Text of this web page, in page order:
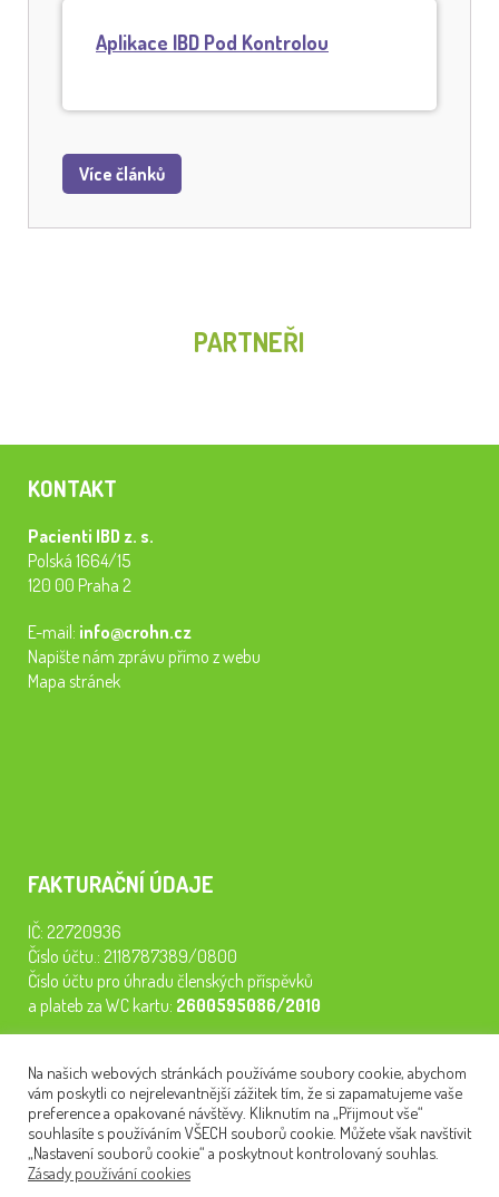
Aplikace IBD Pod Kontrolou
Více článků
PARTNEŘI
KONTAKT
Pacienti IBD z. s.
Polská 1664/15
120 00 Praha 2
E-mail: info@crohn.cz
Napište nám zprávu přímo z webu
Mapa stránek
FAKTURAČNÍ ÚDAJE
IČ: 22720936
Číslo účtu.: 2118787389/0800
Číslo účtu pro úhradu členských příspěvků
a plateb za WC kartu: 2600595086/2010
semináře, konferenci, plavbu na lodi a WC kartu. Z peněz
tiskneme odborné publikace pro pacienty.
Na našich webových stránkách používáme soubory cookie, abychom
vám poskytli co nejrelevantnější zážitek tím, že si zapamatujeme vaše
preference a opakované návštěvy. Kliknutím na „Přijmout vše“
souhlasíte s používáním VŠECH souborů cookie. Můžete však navštívit
„Nastavení souborů cookie“ a poskytnout kontrolovaný souhlas.
Zásady používání cookies